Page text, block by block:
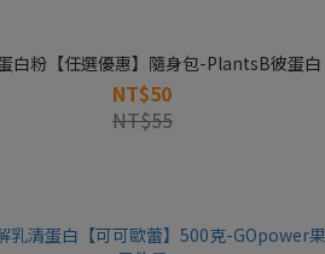
白粉【任選優惠】隨身包-PlantsB彼蛋白
NT$50
NT$55